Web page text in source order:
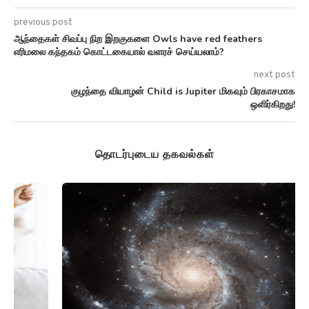
previous post
ஆந்தைகள் சிவப்பு நிற இறகுகளை Owls have red feathers
எரிமலை கந்தகம் கொட்டகையால் வளரச் செய்யலாம்?
next post
குழந்தை வியாழன் Child is Jupiter மிகவும் பிரகாசமாக
ஒளிர்கிறது!
தொடர்புடைய தகவல்கள்